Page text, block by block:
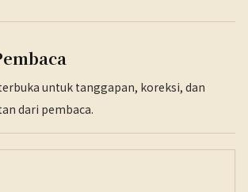
untuk tanggapan, koreksi, dan
dari pembaca.